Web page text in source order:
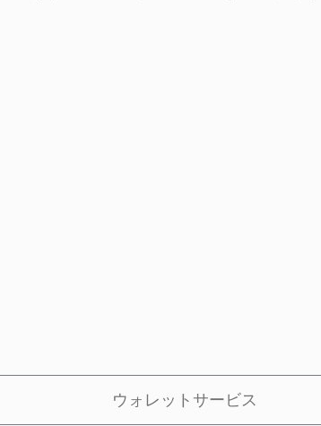
ウォレットサービス